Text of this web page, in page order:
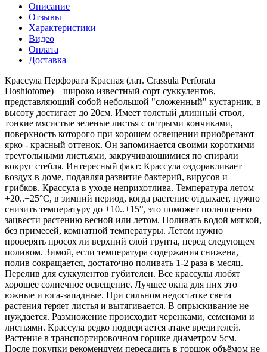
Описание
Отзывы
Характеристики
Видео
Оплата
Доставка
Крассула Перфората Красная (лат. Crassula Perforata
Hoshiotome) – широко известный сорт суккулентов,
представляющий собой небольшой "сложенный" кустарник, в
высоту достигает до 20см. Имеет толстый длинный ствол,
тонкие мясистые зеленые листья с острыми кончиками,
поверхность которого при хорошем освещении приобретают
ярко - красный оттенок. Он запоминается своими короткими
треугольными листьями, закручивающимися по спирали
вокруг стебля. Интересный факт: Крассула оздоравливает
воздух в доме, подавляя развитие бактерий, вирусов и
грибков. Крассула в уходе неприхотлива. Температура летом
+20..+25°С, в зимний период, когда растение отдыхает, нужно
снизить температуру до +10..+15°, это поможет полноценно
зацвести растению весной или летом. Поливать водой мягкой,
без примесей, комнатной температуры. Летом нужно
проверять просох ли верхний слой грунта, перед следующем
поливом. Зимой, если температура содержания снижена,
полив сокращается, достаточно поливать 1-2 раза в месяц.
Перелив для суккулентов губителен. Все крассулы любят
хорошее солнечное освещение. Лучшее окна для них это
южные и юга-западные. При сильном недостатке света
растения теряет листья и вытягивается. В опрыскивание не
нуждается. Размножение происходит черенками, семенами и
листьями. Крассула редко подвергается атаке вредителей.
Растение в транспортировочном горшке диаметром 5см.
После покупки рекомендуем пересадить в горшок объёмом не